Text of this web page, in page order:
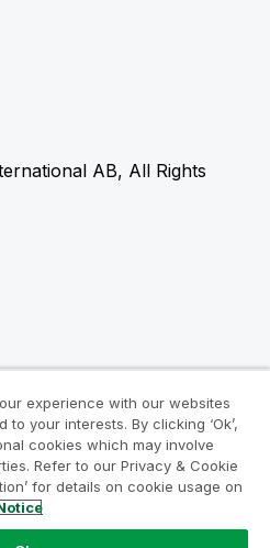
AB, All Rights
experience with our websites
your interests. By clicking ‘Ok’,
cookies which may involve
Refer to our Privacy & Cookie
for details on cookie usage on